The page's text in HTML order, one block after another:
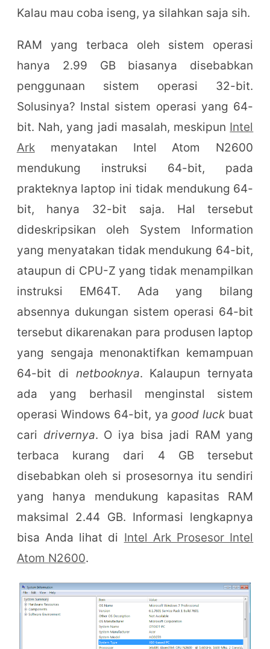
Kalau mau coba iseng, ya silahkan saja sih.
RAM yang terbaca oleh sistem operasi
hanya 2.99 GB biasanya disebabkan
penggunaan sistem operasi 32-bit.
Solusinya? Instal sistem operasi yang 64-
bit. Nah, yang jadi masalah, meskipun Intel
Arkmenyatakan Intel Atom N2600
mendukung instruksi 64-bit, pada
prakteknya laptop ini tidak mendukung 64-
bit, hanya 32-bit saja. Hal tersebut
dideskripsikan oleh System Information
yang menyatakan tidak mendukung 64-bit,
ataupun di CPU-Z yang tidak menampilkan
instruksi EM64T. Ada yang bilang
absennya dukungan sistem operasi 64-bit
tersebut dikarenakan para produsen laptop
yang sengaja menonaktifkan kemampuan
64-bit di netbooknya. Kalaupun ternyata
ada yang berhasil menginstal sistem
operasi Windows 64-bit, ya good luck buat
cari drivernya. O iya bisa jadi RAM yang
terbaca kurang dari 4 GB tersebut
disebabkan oleh si prosesornya itu sendiri
yang hanya mendukung kapasitas RAM
maksimal 2.44 GB. Informasi lengkapnya
bisa Anda lihat di Intel Ark Prosesor Intel
Atom N2600.